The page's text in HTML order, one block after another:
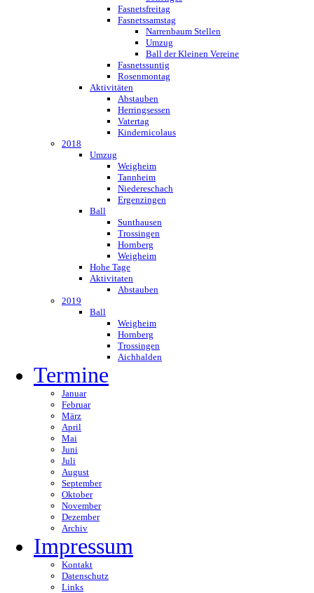
Fasnetsfreitag
Fasnetssamstag
Narrenbaum Stellen
Umzug
Ball der Kleinen Vereine
Fasnetssuntig
Rosenmontag
Aktivitäten
Abstauben
Herringsessen
Vatertag
Kindernicolaus
2018
Umzug
Weigheim
Tannheim
Niedereschach
Ergenzingen
Ball
Sunthausen
Trossingen
Hornberg
Weigheim
Hohe Tage
Aktivitaten
Abstauben
2019
Ball
Weigheim
Hornberg
Trossingen
Aichhalden
Termine
Januar
Februar
März
April
Mai
Juni
Juli
August
September
Oktober
November
Dezember
Archiv
Impressum
Kontakt
Datenschutz
Links